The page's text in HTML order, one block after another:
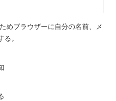
めブラウザーに自分の名前、メ
。